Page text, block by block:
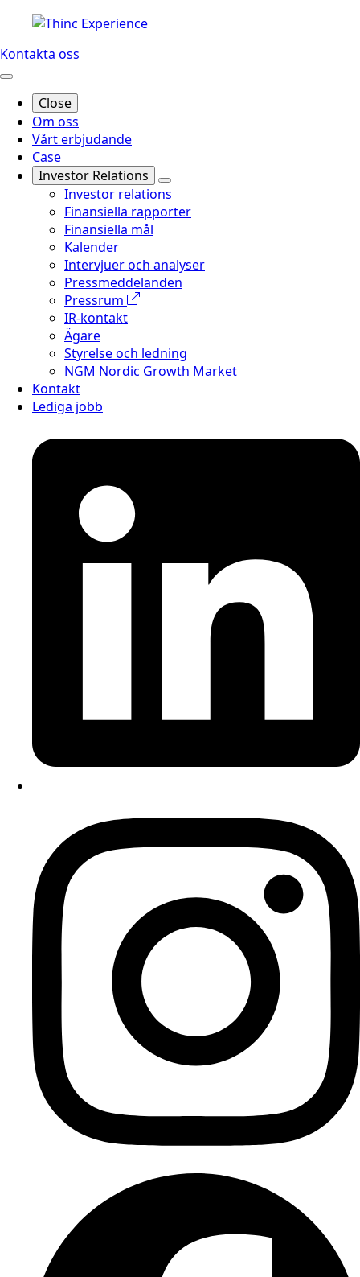
Kontakta oss
Close
Om oss
Vårt erbjudande
Case
Investor Relations
Investor relations
Finansiella rapporter
Finansiella mål
Kalender
Intervjuer och analyser
Pressmeddelanden
Pressrum
IR-kontakt
Ägare
Styrelse och ledning
NGM Nordic Growth Market
Kontakt
Lediga jobb